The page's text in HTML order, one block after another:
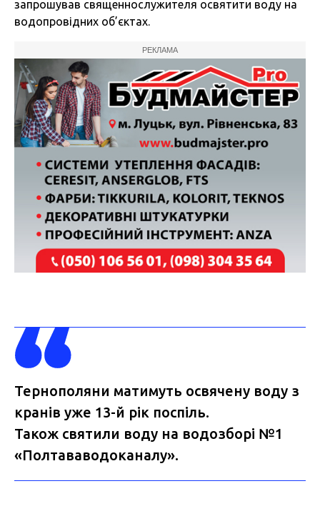
запрошував священнослужителя освятити воду на
водопровідних об’єктах.
РЕКЛАМА
Тернополяни матимуть освячену воду з
кранів уже 13-й рік поспіль.
Також святили воду на водозборі №1
«Полтававодоканалу».